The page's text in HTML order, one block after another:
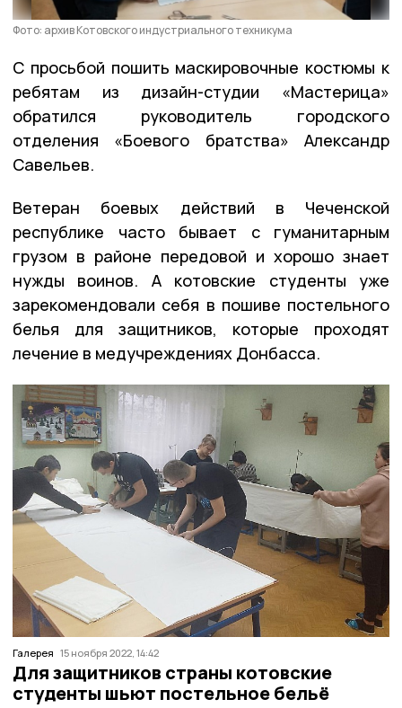
Фото: архив Котовского индустриального техникума
С просьбой пошить маскировочные костюмы к
ребятам из дизайн-студии «Мастерица»
обратился руководитель городского
отделения «Боевого братства» Александр
Савельев.
Ветеран боевых действий в Чеченской
республике часто бывает с гуманитарным
грузом в районе передовой и хорошо знает
нужды воинов. А котовские студенты уже
зарекомендовали себя в пошиве постельного
белья для защитников, которые проходят
лечение в медучреждениях Донбасса.
Галерея 15 ноября 2022, 14:42
Для защитников страны котовские
студенты шьют постельное бельё